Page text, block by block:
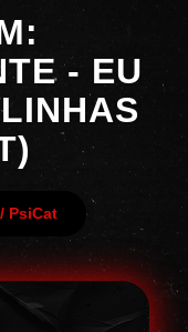
- EU
/ PsiCat